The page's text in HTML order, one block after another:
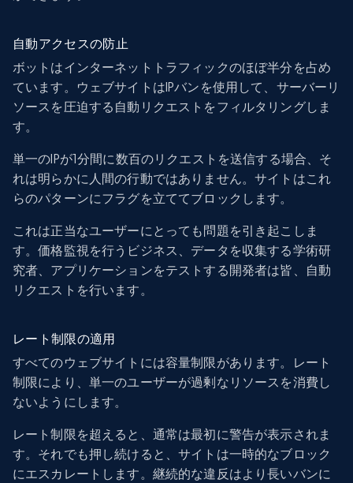
自動アクセスの防止
ボットはインターネットトラフィックのほぼ半分を占め
ています。ウェブサイトはIPバンを使用して、サーバーリ
ソースを圧迫する自動リクエストをフィルタリングしま
す。
単一のIPが1分間に数百のリクエストを送信する場合、そ
れは明らかに人間の行動ではありません。サイトはこれ
らのパターンにフラグを立ててブロックします。
これは正当なユーザーにとっても問題を引き起こしま
す。価格監視を行うビジネス、データを収集する学術研
究者、アプリケーションをテストする開発者は皆、自動
リクエストを行います。
レート制限の適用
すべてのウェブサイトには容量制限があります。レート
制限により、単一のユーザーが過剰なリソースを消費し
ないようにします。
レート制限を超えると、通常は最初に警告が表示されま
す。それでも押し続けると、サイトは一時的なブロック
にエスカレートします。継続的な違反はより長いバンに